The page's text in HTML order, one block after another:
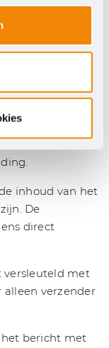
het
inhoud van het
De
direct
versleuteld met
alleen verzender
bericht met